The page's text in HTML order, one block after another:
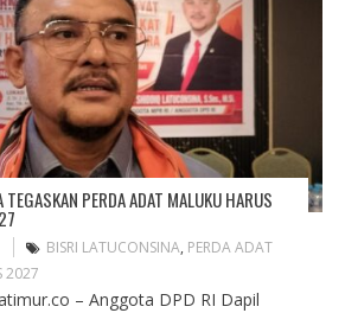
PERDA ADAT MALUKU HARUS
BISRI LATUCONSINA, PERDA ADAT
2027
– Anggota DPD RI Dapil